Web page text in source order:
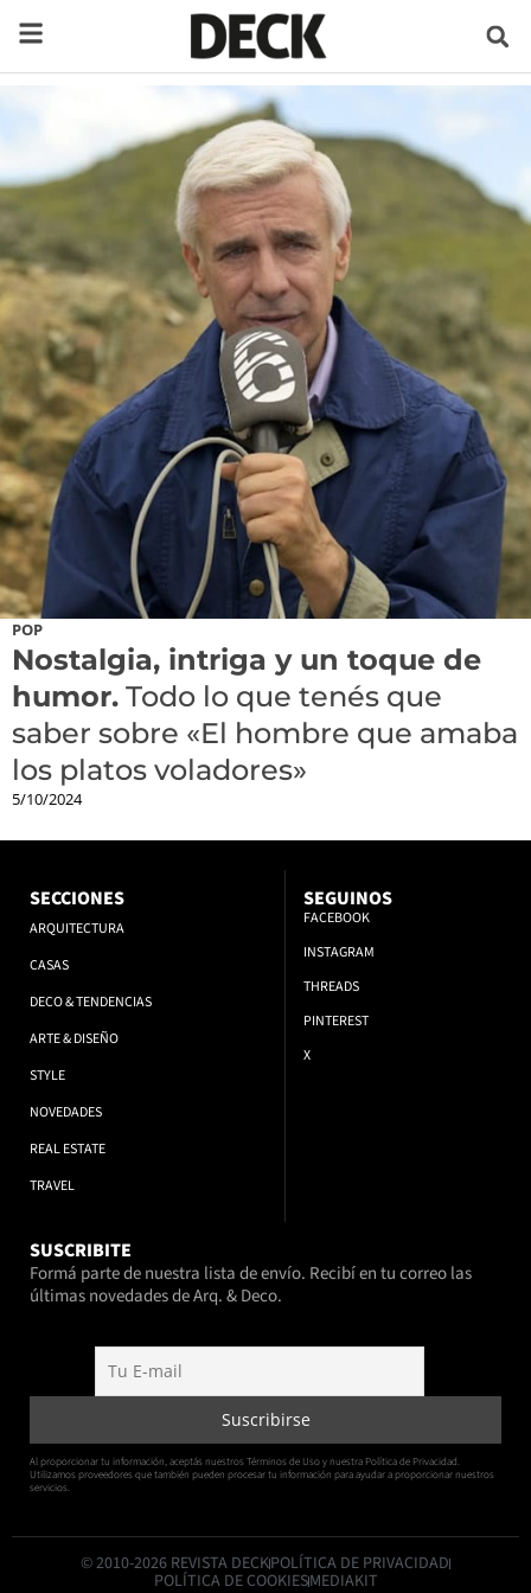
POP
Nostalgia, intriga y un toque de
humor. Todo lo que tenés que
saber sobre «El hombre que amaba
los platos voladores»
5/10/2024
SECCIONES
ARQUITECTURA
CASAS
DECO & TENDENCIAS
ARTE & DISEÑO
STYLE
NOVEDADES
REAL ESTATE
TRAVEL
SEGUINOS
FACEBOOK
INSTAGRAM
THREADS
PINTEREST
X
SUSCRIBITE
Formá parte de nuestra lista de envío. Recibí en tu correo las
últimas novedades de Arq. & Deco.
Al proporcionar tu información, aceptás nuestros Términos de Uso y nuestra Política de Privacidad.
Utilizamos proveedores que también pueden procesar tu información para ayudar a proporcionar nuestros
servicios.
© 2010-2026 REVISTA DECKPOLÍTICA DE PRIVACIDAD
POLÍTICA DE COOKIESMEDIAKIT